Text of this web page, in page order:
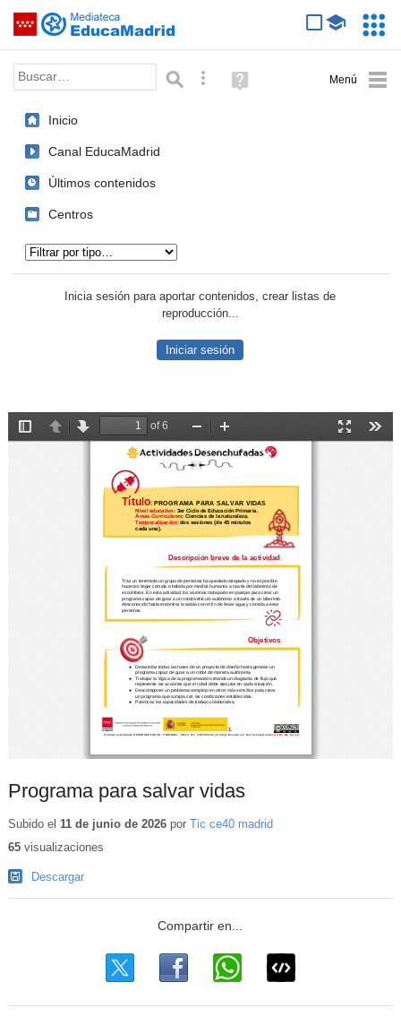
Saltar navegación
Palabra o frase: Búsqueda avanzada
Ayuda
(en
Inicio
Canal EducaMadrid
Últimos contenidos
Centros
Inicia sesión para aportar contenidos, crear listas de
reproducción...
Iniciar sesión
Programa para salvar vidas
Subido el 11 de junio de 2026por Tic ce40 madrid
65visualizaciones
Descargar